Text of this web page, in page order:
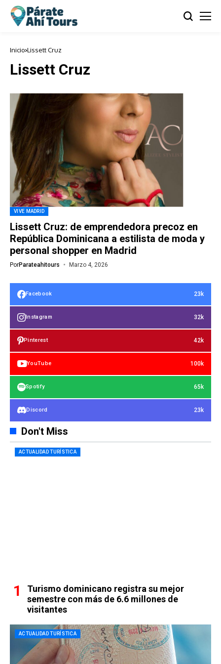
Inicio Lissett Cruz
Lissett Cruz
VIVE MADRID
Lissett Cruz: de emprendedora precoz en
República Dominicana a estilista de moda y
personal shopper en Madrid
PorParateahitours Marzo 4, 2026
Facebook 23k
Instagram 32k
Pinterest 42k
YouTube 100k
Spotify 65k
Discord 23k
Don't Miss
ACTUALIDAD TURÍSTICA
Turismo dominicano registra su mejor
semestre con más de 6.6 millones de
visitantes
ACTUALIDAD TURÍSTICA